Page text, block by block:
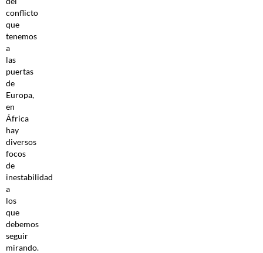
conflicto
que
tenemos
a
las
puertas
de
Europa,
en
África
hay
diversos
focos
de
inestabilidad
a
los
que
debemos
seguir
mirando.